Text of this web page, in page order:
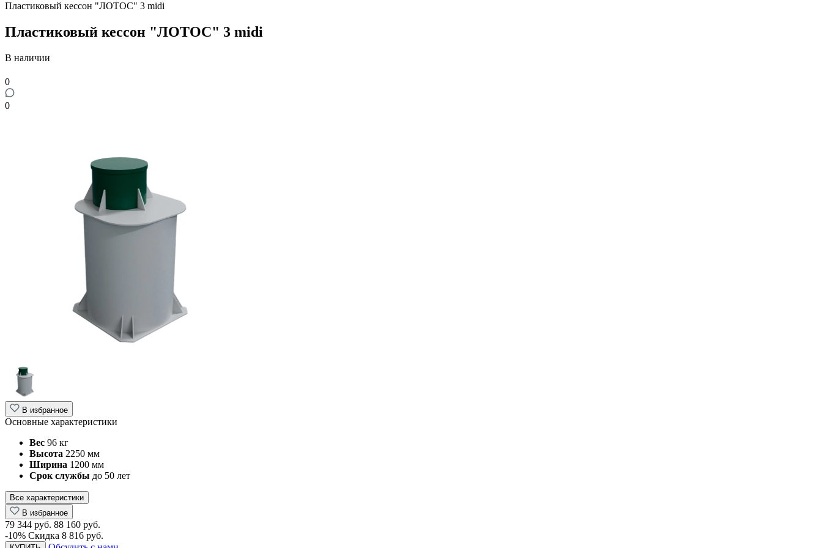
Пластиковый кессон "ЛОТОС" 3 midi
Пластиковый кессон "ЛОТОС" 3 midi
В наличии
0
0
В избранное
Основные характеристики
Вес 96 кг
Высота 2250 мм
Ширина 1200 мм
Срок службы до 50 лет
Все характеристики
В избранное
79 344 руб. 88 160 руб.
-10% Скидка 8 816 руб.